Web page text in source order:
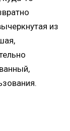
из